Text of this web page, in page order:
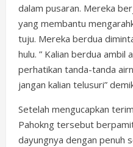
dalam pusaran. Mereka
yang membantu
tuju. Mereka berdua
hulu. ” Kalian berdua ambil
perhatikan tanda-tanda
jangan kalian telusuri”
Setelah mengucapkan
Pahokng tersebut
dayungnya dengan penuh